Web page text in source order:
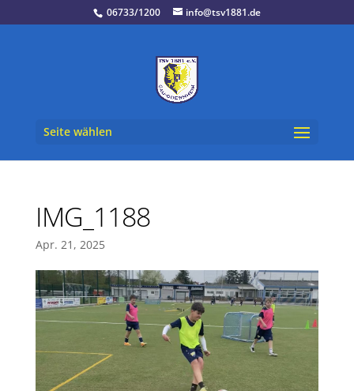
06733/1200 info@tsv1881.de
Seite wählen
IMG_1188
Apr. 21, 2025